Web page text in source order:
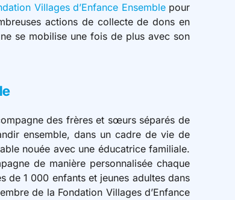
Villages d’Enfance Ensemblepour
actions de collecte de dons en
se mobilise une fois de plus avec son
des frères et sœurs séparés de
ensemble, dans un cadre de vie de
nouée avec une éducatrice familiale.
de manière personnalisée chaque
de 1 000 enfants et jeunes adultes dans
de la Fondation Villages d’Enfance